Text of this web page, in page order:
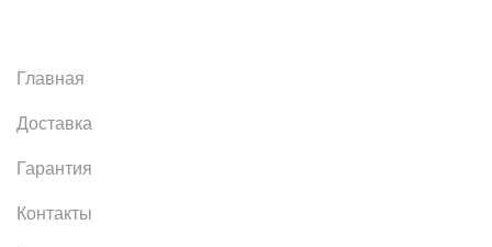
Главная
Доставка
Гарантия
Контакты